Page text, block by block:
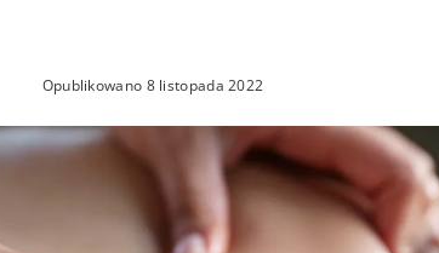
Opublikowano 8 listopada 2022